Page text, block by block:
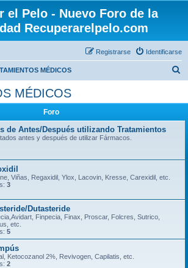
el Pelo - Nuevo Foro de la
Recuperarelpelo.com
Identificarse
Registrarse
MÉDICOS
MÉDICOS
Foro
de Antes/Después utilizando Tratamientos
antes y después de utilizar Fármacos.
Viñas, Regaxidil, Ylox, Lacovin, Kresse, Carexidil, etc.
3
Dutasteride
Finpecia, Finax, Proscar, Folcres, Sutrico,
etc.
5
Ketocozanol 2%, Revivogen, Capilatis, etc.
2